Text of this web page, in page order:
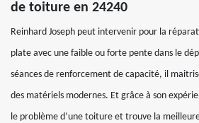
de toiture en 24240
Reinhard Joseph peut intervenir pour la
plate avec une faible ou forte pente dans le
séances de renforcement de capacité, il
des matériels modernes. Et grâce à son
le problème d’une toiture et trouve la